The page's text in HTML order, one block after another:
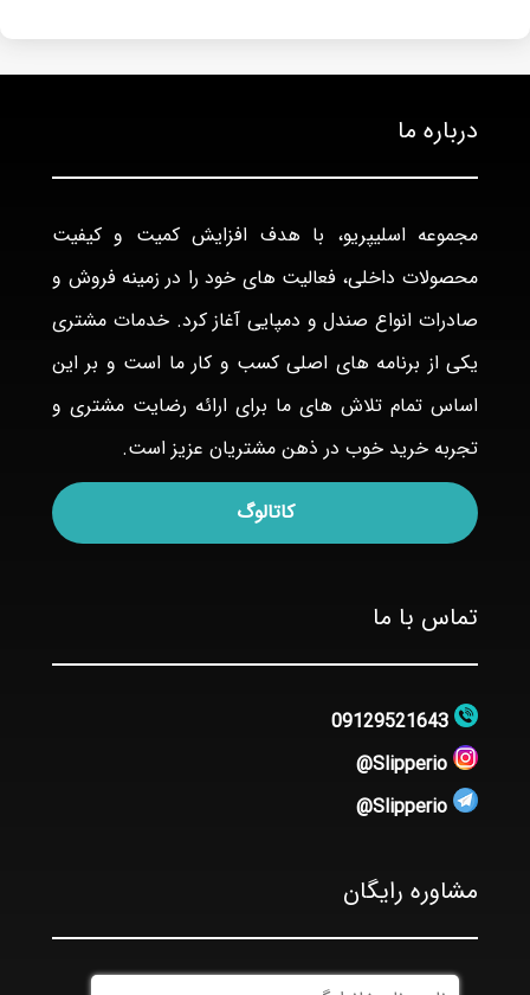
درباره ما
مجموعه اسلیپریو، با هدف افزایش کمیت و کیفیت
محصولات داخلی، فعالیت های خود را در زمینه فروش و
صادرات انواع صندل و دمپایی آغاز کرد. خدمات مشتری
یکی از برنامه های اصلی کسب و کار ما است و بر این
اساس تمام تلاش های ما برای ارائه رضایت مشتری و
تجربه خرید خوب در ذهن مشتریان عزیز است.
کاتالوگ
تماس با ما
09129521643
Slipperio@
Slipperio@
مشاوره رایگان
نام